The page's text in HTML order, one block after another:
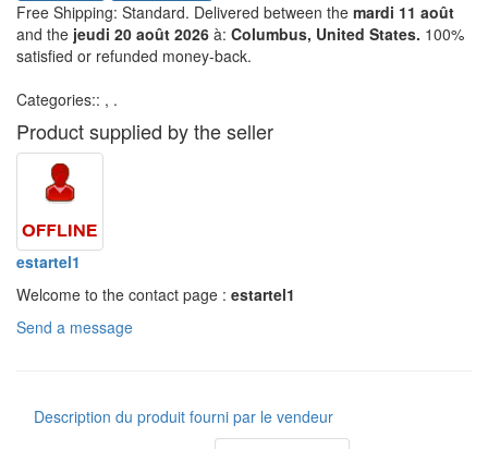
Free Shipping: Standard. Delivered between the mardi 11 août
and the jeudi 20 août 2026 à: Columbus, United States. 100%
satisfied or refunded money-back.
Categories:: , .
Product supplied by the seller
estartel1
Welcome to the contact page : estartel1
Send a message
Description du produit fourni par le vendeur